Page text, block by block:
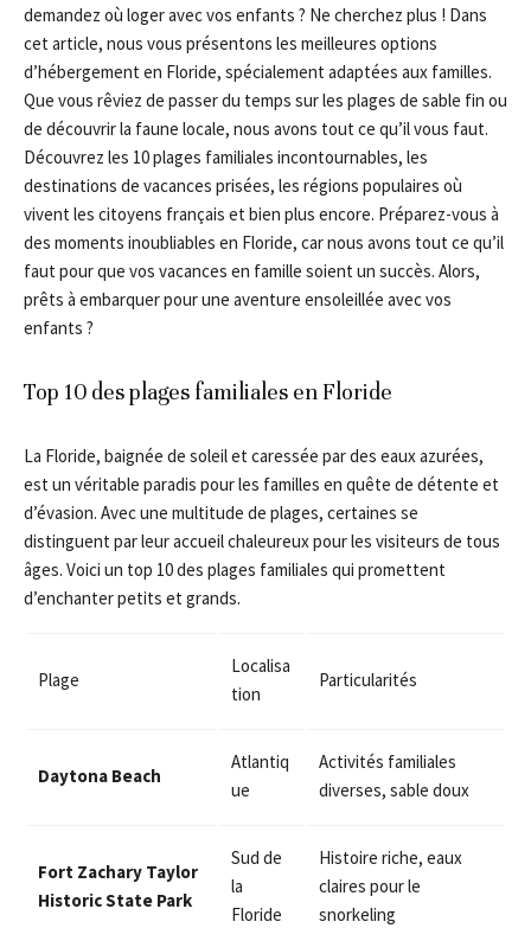
demandez où loger avec vos enfants ? Ne cherchez plus ! Dans
cet article, nous vous présentons les meilleures options
d’hébergement en Floride, spécialement adaptées aux familles.
Que vous rêviez de passer du temps sur les plages de sable fin ou
de découvrir la faune locale, nous avons tout ce qu’il vous faut.
Découvrez les 10 plages familiales incontournables, les
destinations de vacances prisées, les régions populaires où
vivent les citoyens français et bien plus encore. Préparez-vous à
des moments inoubliables en Floride, car nous avons tout ce qu’il
faut pour que vos vacances en famille soient un succès. Alors,
prêts à embarquer pour une aventure ensoleillée avec vos
enfants ?
Top 10 des plages familiales en Floride
La Floride, baignée de soleil et caressée par des eaux azurées,
est un véritable paradis pour les familles en quête de détente et
d’évasion. Avec une multitude de plages, certaines se
distinguent par leur accueil chaleureux pour les visiteurs de tous
âges. Voici un top 10 des plages familiales qui promettent
d’enchanter petits et grands.
Plage
Localisa
tion
Particularités
Daytona Beach
Atlantiq
ue
Activités familiales
diverses, sable doux
Fort Zachary Taylor
Historic State Park
Sud de
la
Floride
Histoire riche, eaux
claires pour le
snorkeling